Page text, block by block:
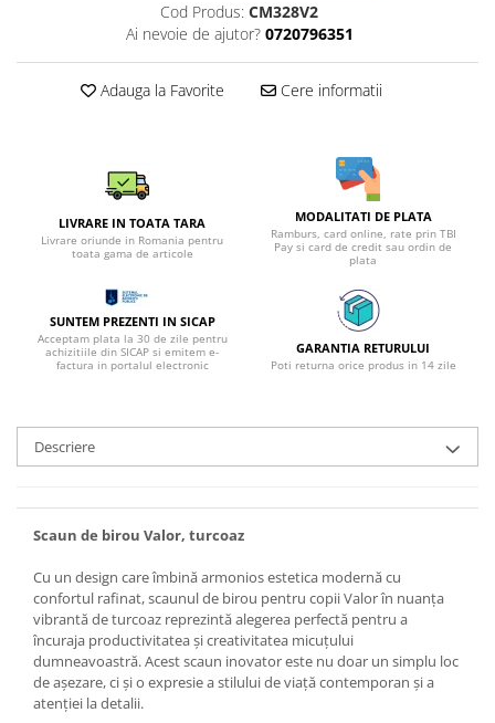
Cod Produs: CM328V2
Ai nevoie de ajutor? 0720796351
Adauga la Favorite Cere informatii
LIVRARE IN TOATA TARA
Livrare oriunde in Romania pentru
toata gama de articole
MODALITATI DE PLATA
Ramburs, card online, rate prin TBI
Pay si card de credit sau ordin de
plata
SUNTEM PREZENTI IN SICAP
Acceptam plata la 30 de zile pentru
achizitiile din SICAP si emitem e-
factura in portalul electronic
GARANTIA RETURULUI
Poti returna orice produs in 14 zile
Descriere
Scaun de birou Valor, turcoaz
Cu un design care îmbină armonios estetica modernă cu
confortul rafinat, scaunul de birou pentru copii Valor în nuanța
vibrantă de turcoaz reprezintă alegerea perfectă pentru a
încuraja productivitatea și creativitatea micuțului
dumneavoastră. Acest scaun inovator este nu doar un simplu loc
de așezare, ci și o expresie a stilului de viață contemporan și a
atenției la detalii.